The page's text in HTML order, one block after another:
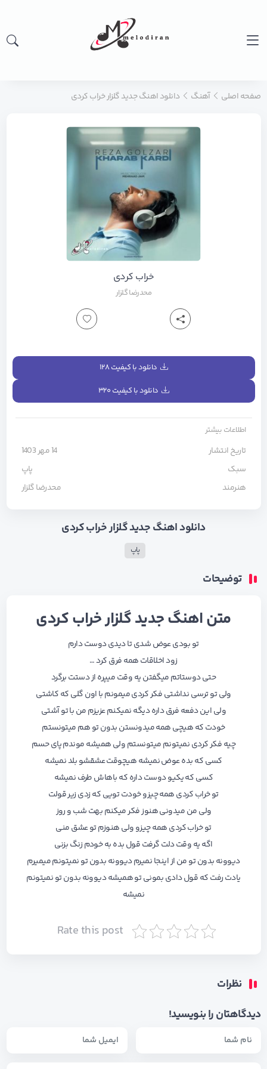
صفحه اصلی آهنگ دانلود اهنگ جدید گلزار خراب کردی
خراب کردی
محدرضا گلزار
دانلود با کیفیت ۱۲۸
دانلود با کیفیت ۳۲۰
اطلاعات بیشتر
تاریخ انتشار
14 مهر 1403
سبک
پاپ
هنرمند
محدرضا گلزار
دانلود اهنگ جدید گلزار خراب کردی
پاپ
توضیحات
متن اهنگ جدید گلزار خراب کردی
تو بودی عوض شدی تا دیدی دوست دارم
زود اخلاقات همه فرق کرد …
حتی دوستاتم میگفتن یه وقت میپره از دستت برگرد
ولی تو ترسی نداشتی فکر کردی میمونم با اون گلی که کاشتی
ولی این دفعه فرق داره دیگه نمیکنم عزیزم من با تو آشتی
خودت که هیچی همه میدونستن بدون تو هم میتونستم
چیه فکر کردی نمیتونم میتونستم ولی همیشه موندم پای حسم
کسی که بده عوض نمیشه هیچوقت عشقشو بلد نمیشه
کسی که یکیو دوست داره که باهاش طرف نمیشه
تو خراب کردی همه چیزو خودت تویی که زدی زیر قولت
ولی من میدونی هنوز فکر میکنم بهت شب و روز
تو خراب کردی همه چیزو ولی هنوزم تو عشق منی
اگه یه وقت دلت گرفت قول بده به خودم زنگ بزنی
دیوونه بدون تو من از اینجا نمیرم دیوونه بدون تو نمیتونم میمیرم
یادت رفت که قول دادی بمونی تو همیشه دیوونه بدون تو نمیتونم
نمیشه
Rate this post
نظرات
دیدگاهتان را بنویسید!